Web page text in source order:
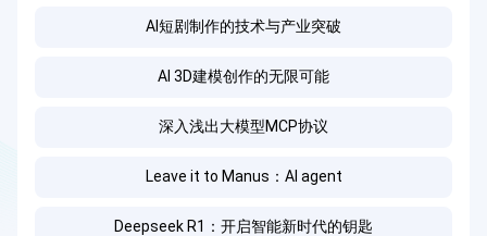
AI短剧制作的技术与产业突破
AI 3D建模创作的无限可能
深入浅出大模型MCP协议
Leave it to Manus：AI agent
Deepseek R1：开启智能新时代的钥匙